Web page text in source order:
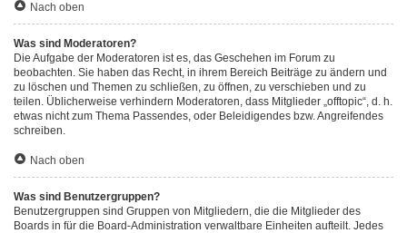
Nach oben
Was sind Moderatoren?
Die Aufgabe der Moderatoren ist es, das Geschehen im Forum zu
beobachten. Sie haben das Recht, in ihrem Bereich Beiträge zu ändern und
zu löschen und Themen zu schließen, zu öffnen, zu verschieben und zu
teilen. Üblicherweise verhindern Moderatoren, dass Mitglieder „offtopic“, d. h.
etwas nicht zum Thema Passendes, oder Beleidigendes bzw. Angreifendes
schreiben.
Nach oben
Was sind Benutzergruppen?
Benutzergruppen sind Gruppen von Mitgliedern, die die Mitglieder des
Boards in für die Board-Administration verwaltbare Einheiten aufteilt. Jedes